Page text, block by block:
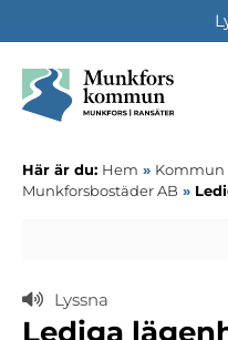
Här är du: Hem » Kommun
Munkforsbostäder AB »
Lyssna
Lediga